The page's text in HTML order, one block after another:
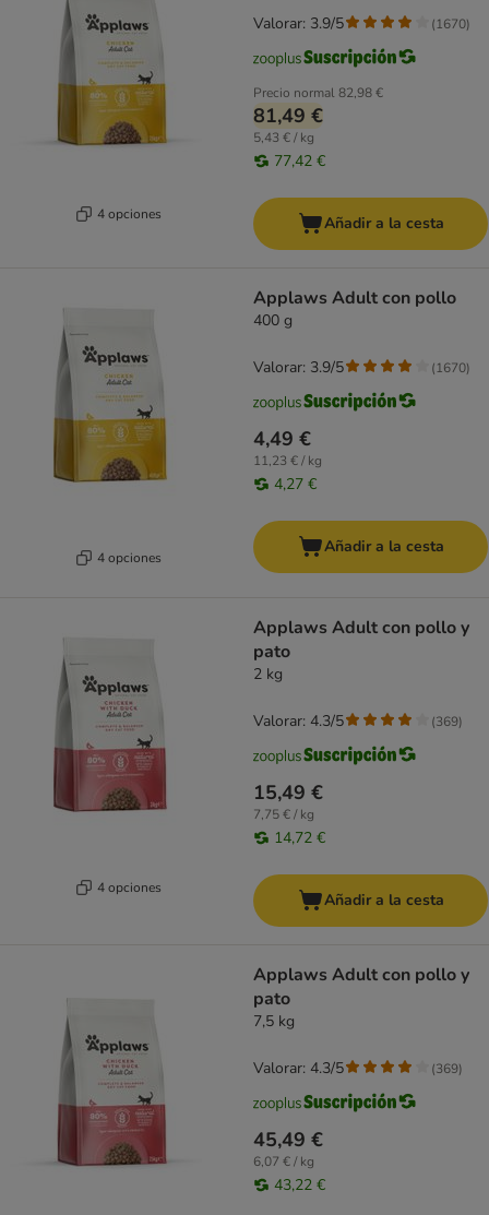
4 opciones
Precio normal82,98 €
81,49 €
5,43 € / kg
77,42 €
Valorar: 3.9/5 (1670)
Añadir a la cesta
4 opciones
Applaws Adult con pollo
400 g
4,49 €
11,23 € / kg
4,27 €
Valorar: 3.9/5 (1670)
Añadir a la cesta
4 opciones
Applaws Adult con pollo y
pato
2 kg
15,49 €
7,75 € / kg
14,72 €
Valorar: 4.3/5 (369)
Añadir a la cesta
Applaws Adult con pollo y
pato
7,5 kg
45,49 €
6,07 € / kg
43,22 €
Valorar: 4.3/5 (369)